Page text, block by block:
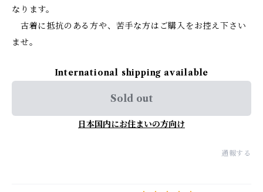
なります。
古着に抵抗のある方や、苦手な方はご購入をお控え下さい
ませ。
International shipping available
Sold out
日本国内にお住まいの方向け
通報する